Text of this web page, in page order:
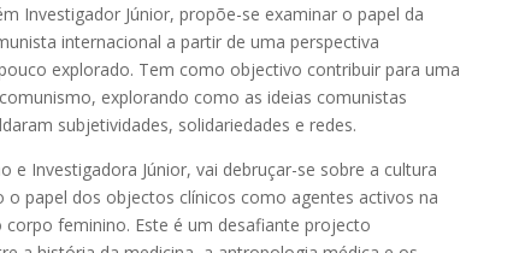
Investigador Júnior, propõe-se examinar o papel da
internacional a partir de uma perspectiva
explorado. Tem como objectivo contribuir para uma
explorando como as ideias comunistas
subjetividades, solidariedades e redes.
e Investigadora Júnior, vai debruçar-se sobre a cultura
papel dos objectos clínicos como agentes activos na
feminino. Este é um desafiante projecto